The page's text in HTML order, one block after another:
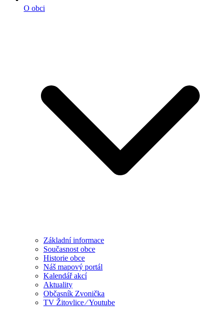
O obci
Základní informace
Současnost obce
Historie obce
Náš mapový portál
Kalendář akcí
Aktuality
Občasník Zvonička
TV Žitovlice ⁄ Youtube